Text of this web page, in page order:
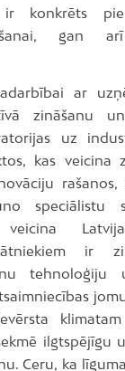
konkrēts
gan arī
ar
zināšanu
uz
kas veicina
speciālistu
ir
tehnoloģiju
klimatam
ilgtspējīgu
Ceru, ka